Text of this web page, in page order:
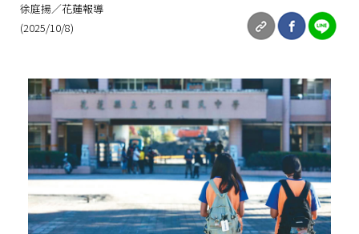
徐庭揚／花蓮報導
(2025/10/8)